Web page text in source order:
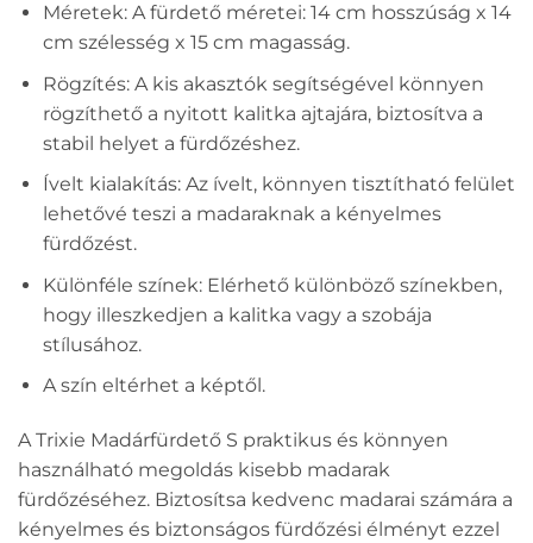
Méretek: A fürdető méretei: 14 cm hosszúság x 14
cm szélesség x 15 cm magasság.
Rögzítés: A kis akasztók segítségével könnyen
rögzíthető a nyitott kalitka ajtajára, biztosítva a
stabil helyet a fürdőzéshez.
Ívelt kialakítás: Az ívelt, könnyen tisztítható felület
lehetővé teszi a madaraknak a kényelmes
fürdőzést.
Különféle színek: Elérhető különböző színekben,
hogy illeszkedjen a kalitka vagy a szobája
stílusához.
A szín eltérhet a képtől.
A Trixie Madárfürdető S praktikus és könnyen
használható megoldás kisebb madarak
fürdőzéséhez. Biztosítsa kedvenc madarai számára a
kényelmes és biztonságos fürdőzési élményt ezzel